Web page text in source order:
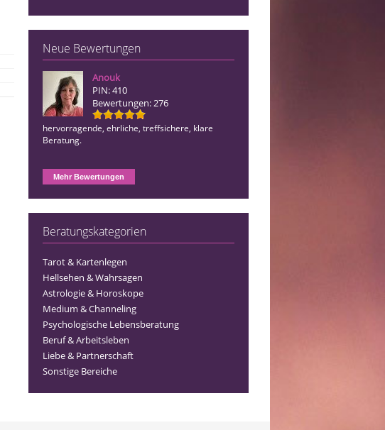
Neue Bewertungen
Anouk
PIN: 410
Bewertungen: 276
hervorragende, ehrliche, treffsichere, klare
Beratung.
Mehr Bewertungen
Beratungskategorien
Tarot & Kartenlegen
Hellsehen & Wahrsagen
Astrologie & Horoskope
Medium & Channeling
Psychologische Lebensberatung
Beruf & Arbeitsleben
Liebe & Partnerschaft
Sonstige Bereiche